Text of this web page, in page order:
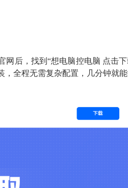
后，找到“想电脑控电脑 点击
全程无需复杂配置，几分钟就能